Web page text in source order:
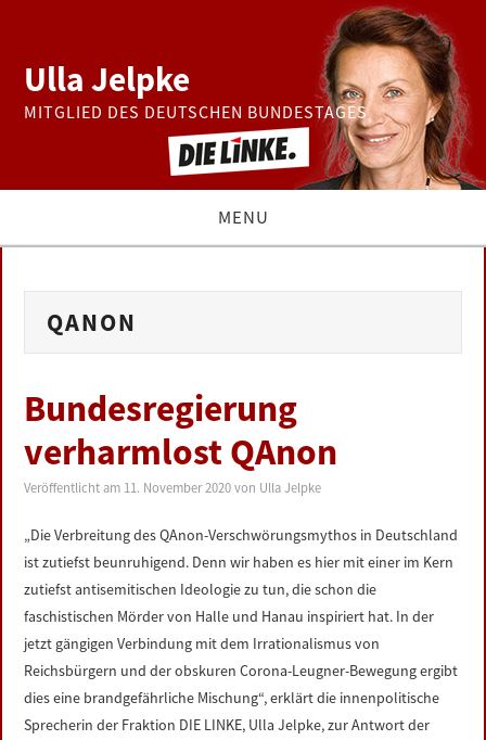
Ulla Jelpke
MITGLIED DES DEUTSCHEN BUNDESTAGES
MENU
BUNDESTAG
ZUR PERSON
DATENSCHUTZERKLÄRUNG
IMPRESSUM
QANON
Bundesregierung
verharmlost QAnon
Veröffentlicht am 11. November 2020 von Ulla Jelpke
„Die Verbreitung des QAnon-Verschwörungsmythos in Deutschland
ist zutiefst beunruhigend. Denn wir haben es hier mit einer im Kern
zutiefst antisemitischen Ideologie zu tun, die schon die
faschistischen Mörder von Halle und Hanau inspiriert hat. In der
jetzt gängigen Verbindung mit dem Irrationalismus von
Reichsbürgern und der obskuren Corona-Leugner-Bewegung ergibt
dies eine brandgefährliche Mischung“, erklärt die innenpolitische
Sprecherin der Fraktion DIE LINKE, Ulla Jelpke, zur Antwort der